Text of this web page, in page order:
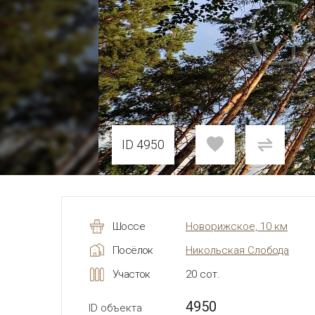
ID 4950
Шоссе
Новорижское, 10 км
Посёлок
Никольская Слобода
Участок
20 сот.
ID объекта 4950